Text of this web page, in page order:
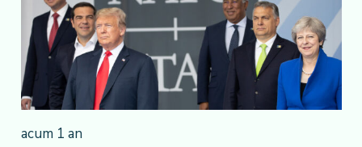
acum 1 an